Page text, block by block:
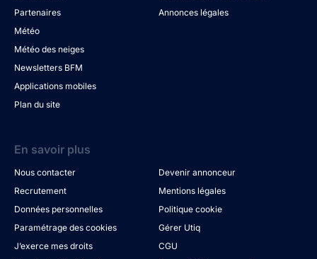
Partenaires
Météo
Météo des neiges
Newsletters BFM
Applications mobiles
Plan du site
Annonces légales
En savoir plus
Nous contacter
Devenir annonceur
Recrutement
Mentions légales
Données personnelles
Politique cookie
Paramétrage des cookies
Gérer Utiq
J’exerce mes droits
CGU